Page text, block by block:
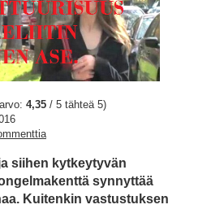
4,35 / 5 tähteä 5)
siihen kytkeytyvän
synnyttää
Kuitenkin vastustuksen